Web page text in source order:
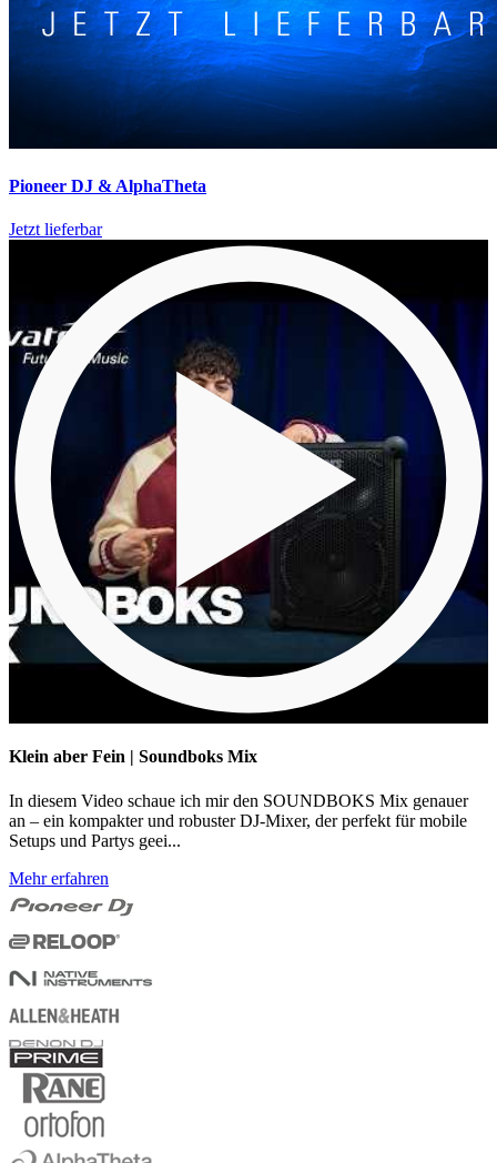
Pioneer DJ & AlphaTheta
Jetzt lieferbar
Klein aber Fein | Soundboks Mix
In diesem Video schaue ich mir den SOUNDBOKS Mix genauer
an – ein kompakter und robuster DJ-Mixer, der perfekt für mobile
Setups und Partys geei...
Mehr erfahren